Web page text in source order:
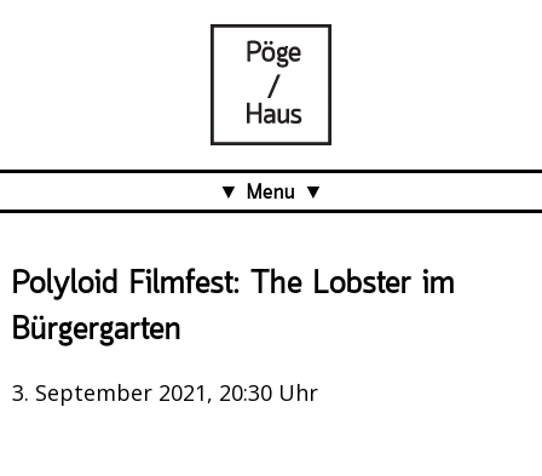
Menu
Projects
Polyloid Filmfest: The Lobster im
Bürgergarten
3. September 2021, 20:30 Uhr